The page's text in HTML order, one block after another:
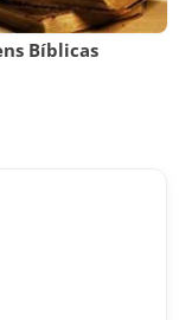
Bíblicas